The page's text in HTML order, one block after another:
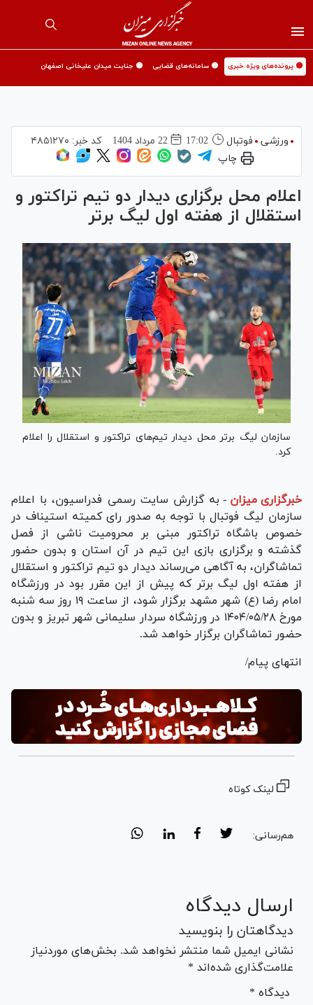
🟡 پرونده‌های ویژه خبری 🟡 سامانه‌های قضایی 🟡 جنایت میدان علیخانی اصفهان
ورزشی فوتبال 17:02 22 مرداد 1404 کد خبر: ۴۸۵۱۲۷۰
چاپ
اعلام محل برگزاری دیدار دو تیم تراکتور و
استقلال از هفته اول لیگ برتر
سازمان لیگ برتر محل دیدار تیم‌های تراکتور و استقلال را اعلام
کرد.
خبرگزاری میزان - به گزارش سایت رسمی فدراسیون، با اعلام
سازمان لیگ فوتبال با توجه به صدور رای کمیته استیناف در
خصوص باشگاه تراکتور مبنی بر محرومیت ناشی از فصل
گذشته و برگزاری بازی این تیم در آن استان و بدون حضور
تماشاگران، به آگاهی می‌رساند دیدار دو تیم تراکتور و استقلال
از هفته اول لیگ برتر که پیش از این مقرر بود در ورزشگاه
امام رضا (ع) شهر مشهد برگزار شود، از ساعت ۱۹ روز سه شنبه
مورخ ۱۴۰۴/۰۵/۲۸ در ورزشگاه سردار سلیمانی شهر تبریز و بدون
حضور تماشاگران برگزار خواهد شد.
انتهای پیام/
لینک کوتاه
هم‌رسانی:
ارسال دیدگاه
دیدگاهتان را بنویسید
نشانی ایمیل شما منتشر نخواهد شد. بخش‌های موردنیاز
علامت‌گذاری شده‌اند *
* دیدگاه